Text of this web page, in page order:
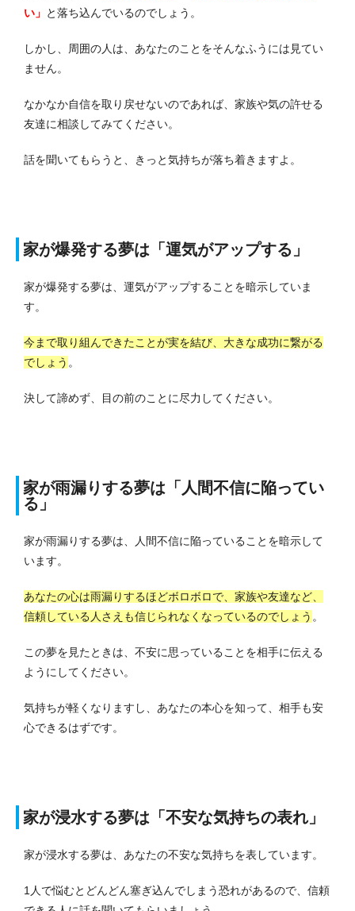
い」 と落ち込んでいるのでしょう。
しかし、周囲の人は、あなたのことをそんなふうには見てい
ません。
なかなか自信を取り戻せないのであれば、家族や気の許せる
友達に相談してみてください。
話を聞いてもらうと、きっと気持ちが落ち着きますよ。
家が爆発する夢は「運気がアップする」
家が爆発する夢は、運気がアップすることを暗示していま
す。
今まで取り組んできたことが実を結び、大きな成功に繋がる
でしょう 。
決して諦めず、目の前のことに尽力してください。
家が雨漏りする夢は「人間不信に陥ってい
る」
家が雨漏りする夢は、人間不信に陥っていることを暗示して
います。
あなたの心は雨漏りするほどボロボロで、家族や友達など、
信頼している人さえも信じられなくなっているのでしょう 。
この夢を見たときは、不安に思っていることを相手に伝える
ようにしてください。
気持ちが軽くなりますし、あなたの本心を知って、相手も安
心できるはずです。
家が浸水する夢は「不安な気持ちの表れ」
家が浸水する夢は、あなたの不安な気持ちを表しています。
1人で悩むとどんどん塞ぎ込んでしまう恐れがあるので、信頼